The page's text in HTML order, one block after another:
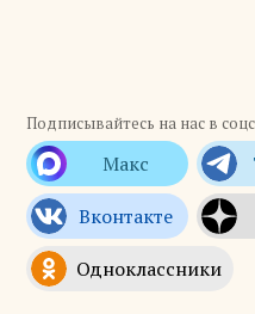
Подписывайтесь на нас в